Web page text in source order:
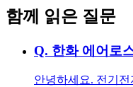
함께 읽은 질문
Q. 한화 에어로
안녕하세요. 전기